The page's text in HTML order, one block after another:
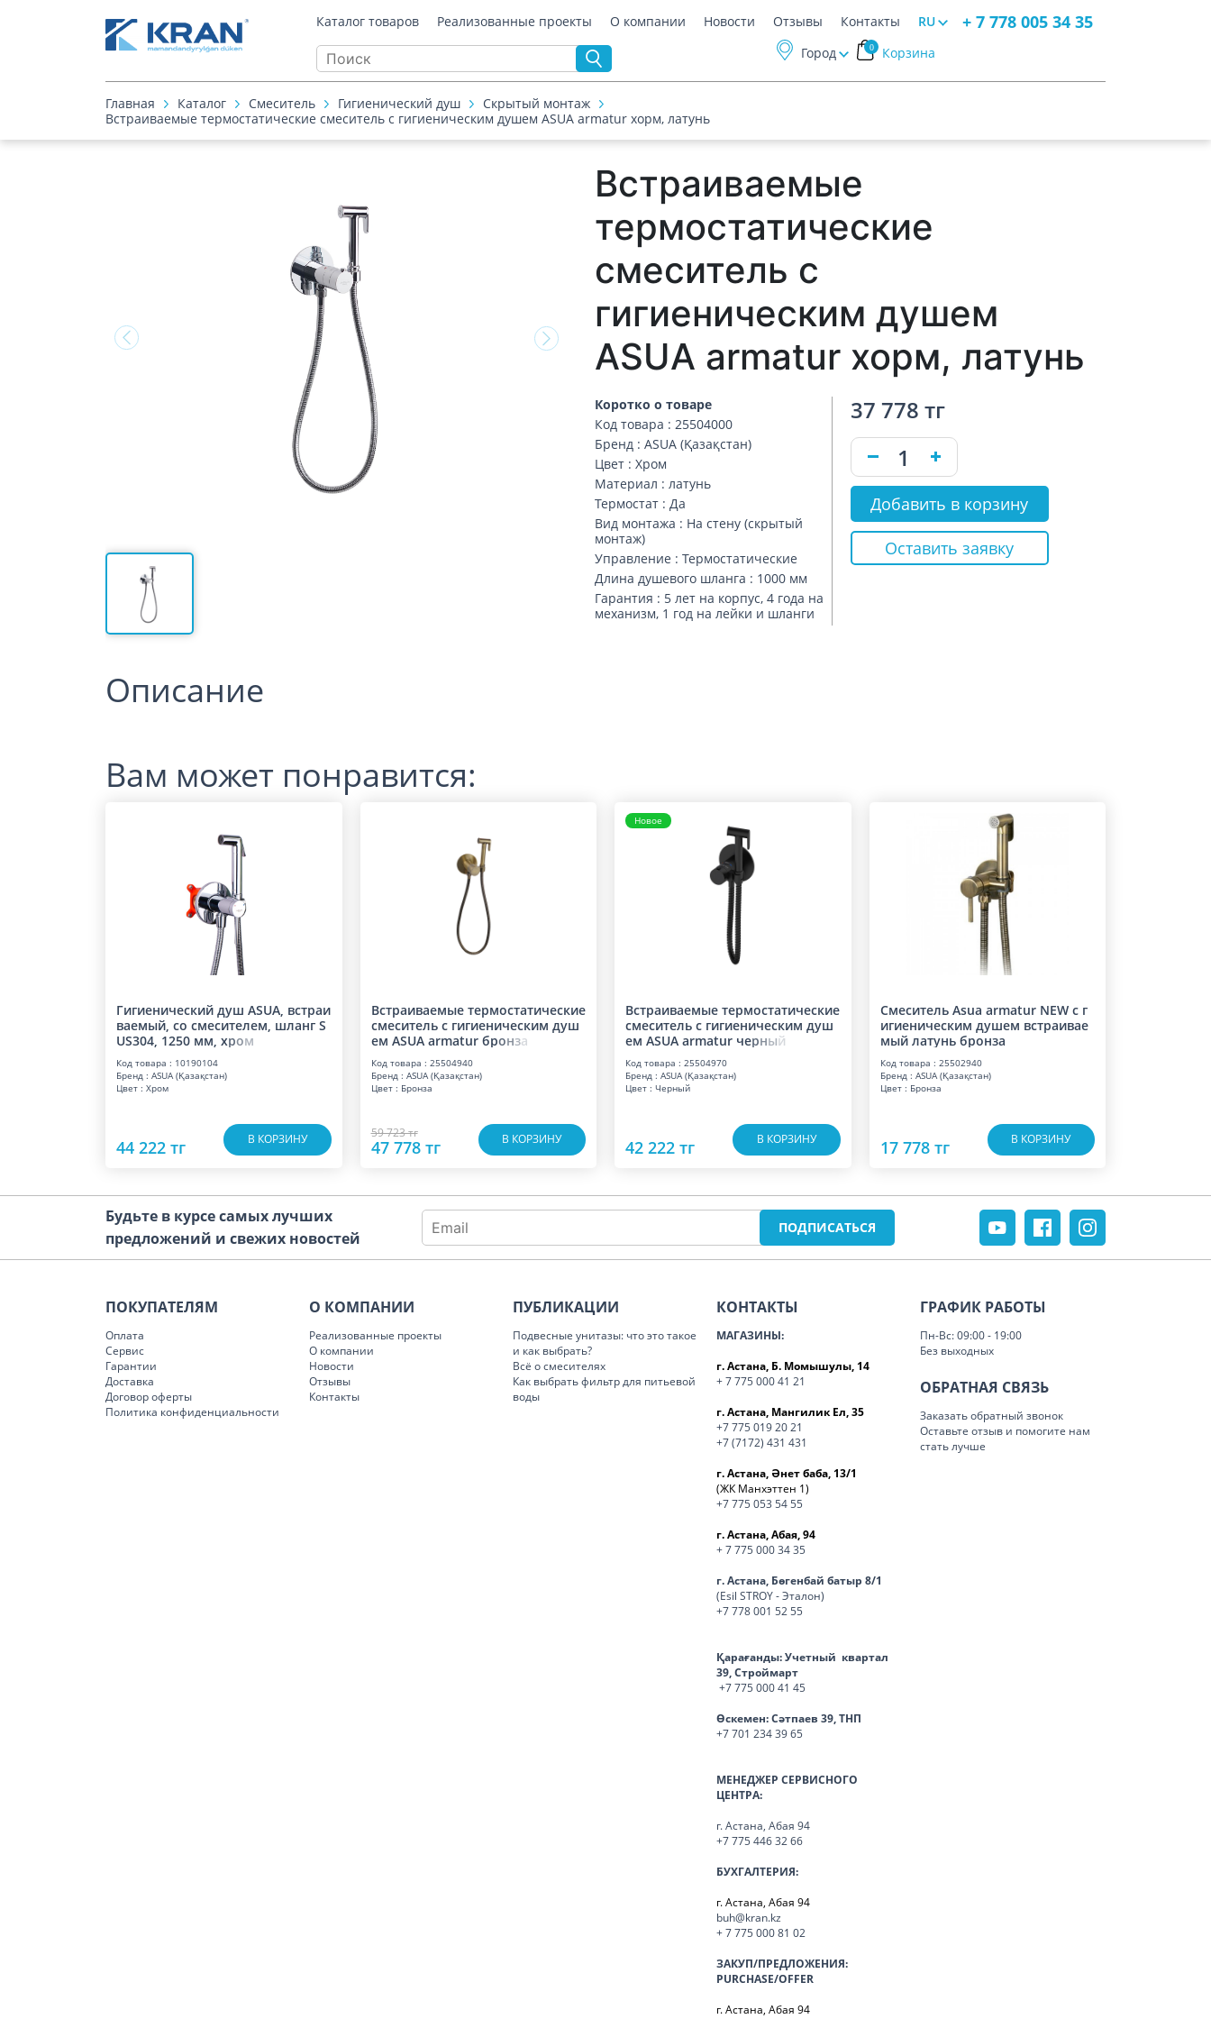
Каталог товаров Реализованные проекты О компании Новости Отзывы Контакты
RU
Город
Корзина
0
+ 7 778 005 34 35
Главная Каталог Смеситель Гигиенический душ
Скрытый монтаж
Встраиваемые термостатические смеситель с гигиеническим душем ASUA armatur хорм, латунь
Встраиваемые
термостатические
смеситель с
гигиеническим душем
ASUA armatur хорм, латунь
Коротко о товаре
Код товара : 25504000
Бренд : ASUA (Қазақстан)
Цвет : Хром
Материал : латунь
Термостат : Да
Вид монтажа : На стену (скрытый
монтаж)
Управление : Термостатические
Длина душевого шланга : 1000 мм
Гарантия : 5 лет на корпус, 4 года на
механизм, 1 год на лейки и шланги
37 778 тг
Добавить в корзину
Оставить заявку
Описание
Вам может понравится:
Гигиенический душ ASUA, встраи
ваемый, со смесителем, шланг S
US304, 1250 мм, хром
Код товара : 10190104
Бренд : ASUA (Қазақстан)
Цвет : Хром
44 222 тг В КОРЗИНУ
Встраиваемые термостатические
смеситель с гигиеническим душ
ем ASUA armatur бронза
Код товара : 25504940
Бренд : ASUA (Қазақстан)
Цвет : Бронза
59 723 тг
47 778 тг В КОРЗИНУ
Новое
Встраиваемые термостатические
смеситель с гигиеническим душ
ем ASUA armatur черный
Код товара : 25504970
Бренд : ASUA (Қазақстан)
Цвет : Черный
42 222 тг В КОРЗИНУ
Смеситель Asua armatur NEW с г
игиеническим душем встраивае
мый латунь бронза
Код товара : 25502940
Бренд : ASUA (Қазақстан)
Цвет : Бронза
17 778 тг В КОРЗИНУ
Будьте в курсе самых лучших
предложений и свежих новостей
ПОКУПАТЕЛЯМ
Оплата
Сервис
Гарантии
Доставка
Договор оферты
Политика конфиденциальности
О КОМПАНИИ
Реализованные проекты
О компании
Новости
Отзывы
Контакты
ПУБЛИКАЦИИ
Подвесные унитазы: что это такое
и как выбрать?
Всё о смесителях
Как выбрать фильтр для питьевой
воды
КОНТАКТЫ
МАГАЗИНЫ:
г. Астана, Б. Момышулы, 14
+ 7 775 000 41 21
г. Астана, Мангилик Ел, 35
+7 775 019 20 21
+7 (7172) 431 431
г. Астана, Әнет баба, 13/1
(ЖК Манхэттен 1)
+7 775 053 54 55
г. Астана, Абая, 94
+ 7 775 000 34 35
г. Астана, Бөгенбай батыр 8/1
(Esil STROY - Эталон)
+7 778 001 52 55
Қарағанды:Учетный квартал
39, Строймарт
+7 775 000 41 45
Өскемен:Сәтпаев 39, ТНП
+7 701 234 39 65
МЕНЕДЖЕР СЕРВИСНОГО
ЦЕНТРА:
г. Астана, Абая 94
+7 775 446 32 66
БУХГАЛТЕРИЯ:
г. Астана, Абая 94
buh@kran.kz
+ 7 775 000 81 02
ЗАКУП/ПРЕДЛОЖЕНИЯ:
PURCHASE/OFFER
г. Астана, Абая 94
ГРАФИК РАБОТЫ
Пн-Вс: 09:00 - 19:00
Без выходных
ОБРАТНАЯ СВЯЗЬ
Заказать обратный звонок
Оставьте отзыв и помогите нам
стать лучше